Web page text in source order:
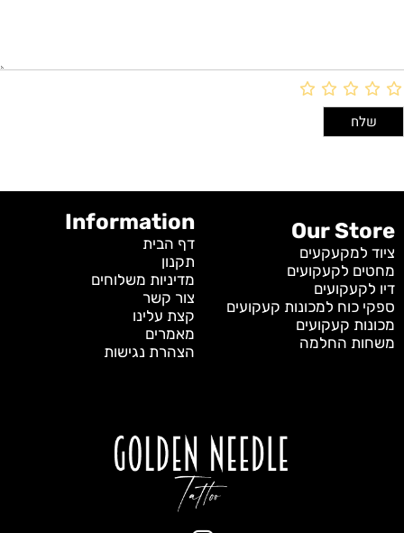
Our Store
ציוד למקעקעים
מחטים לקעקועים
דיו לקעקועים
ספקי כוח למכונות קעקועים
מכונות קעקועים
משחות החלמה
Information
דף הבית
תקנון
מדיניות משלוחים
צור קשר
קצת עלינו
מאמרים
הצהרת נגישות